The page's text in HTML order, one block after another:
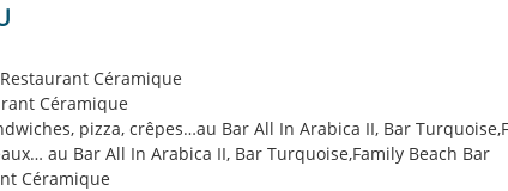
Céramique
Céramique
pizza, crêpes…au Bar All In Arabica II, Bar
au Bar All In Arabica II, Bar Turquoise,Family Beach Bar
Céramique